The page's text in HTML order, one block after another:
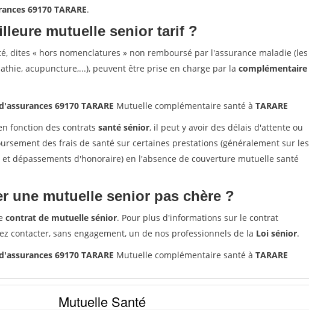
69170 TARARE.
mutuelle senior tarif ?
dites « hors nomenclatures » non remboursé par l'assurance maladie (les
acupuncture,...), peuvent être prise en charge par la complémentaire
69170 TARARE Mutuelle complémentaire santé à TARARE
fonction des contrats santé sénior, il peut y avoir des délais d'attente ou
des frais de santé sur certaines prestations (généralement sur les
dépassements d'honoraire) en l'absence de couverture mutuelle santé
une mutuelle senior pas chère ?
contrat de mutuelle sénior. Pour plus d'informations sur le contrat
contacter, sans engagement, un de nos professionnels de la Loi sénior.
69170 TARARE Mutuelle complémentaire santé à TARARE